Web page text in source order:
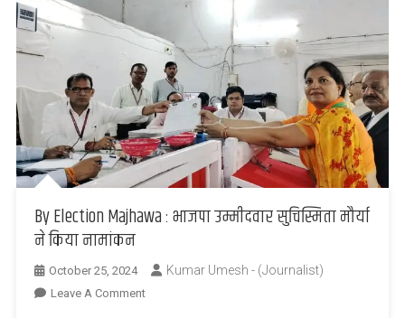
By Election Majhawa : भाजपा उम्मीदवार सुचिस्मिता मौर्या
ने किया नामांकन
October 25, 2024 Kumar Umesh - (Journalist)
Leave A CommentOn